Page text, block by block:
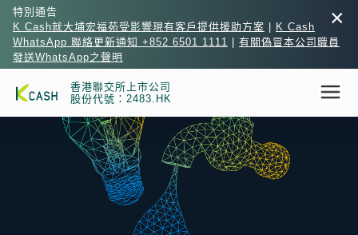
×
特別通告
K Cash就大埔宏福苑受影響現有客戶提供援助方案
K Cash
WhatsApp 聯絡更新通知 +852 6501 1111
有關偽冒本公司職員
發送WhatsApp之聲明
香港聯交所上市公司
股份代號：2483.HK